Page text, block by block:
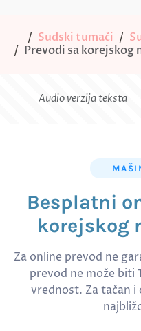
Sudski tumači
Prevodi sa korejskog
Audio verzija teksta
Besplatni
korejskog
Za online prevod ne
prevod ne može biti
vrednost. Za tačan